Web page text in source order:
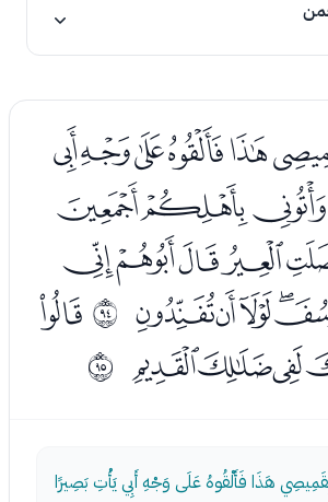
ﱝﯸ
ﱞ
هَذَا فَأَلْقُوهُ عَلَى وَجْهِ أَبِي يَأْتِ بَصِيرًا